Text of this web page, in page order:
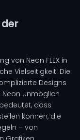
der
von Neon FLEX in
Vielseitigkeit. Die
Designs
unmöglich
dass
können, die
– von